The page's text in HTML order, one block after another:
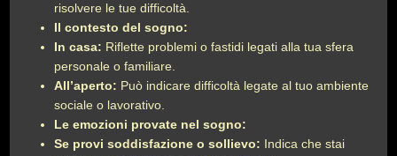
risolvere le tue difficoltà.
Il contesto del sogno:
In casa: Riflette problemi o fastidi legati alla tua sfera
personale o familiare.
All’aperto: Può indicare difficoltà legate al tuo ambiente
sociale o lavorativo.
Le emozioni provate nel sogno:
Se provi soddisfazione o sollievo: Indica che stai